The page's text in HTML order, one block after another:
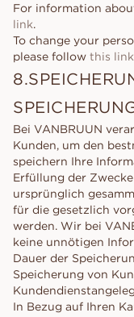
For information
link.
To change your
please follow this link
Bei VANBRUUN
Kunden, um den
speichern Ihre
Erfüllung der
ursprünglich
für die gesetzlich
werden. Wir bei
keine unnötigen
Dauer der
Speicherung von
In Bezug auf Ihren